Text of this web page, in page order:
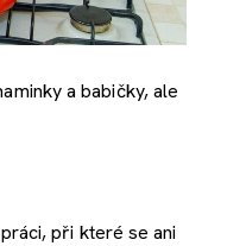
a babičky, ale
při které se ani